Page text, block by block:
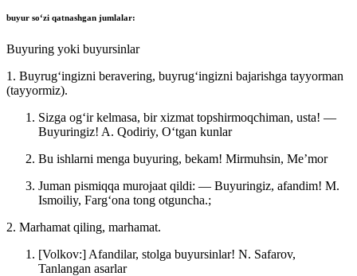
buyur soʻzi qatnashgan jumlalar:
Buyuring yoki buyursinlar
1. Buyrugʻingizni beravering, buyrugʻingizni bajarishga tayyorman
(tayyormiz).
Sizga ogʻir kelmasa, bir xizmat topshirmoqchiman, usta! —
Buyuringiz! A. Qodiriy, Oʻtgan kunlar
Bu ishlarni menga buyuring, bekam! Mirmuhsin, Meʼmor
Juman pismiqqa murojaat qildi: — Buyuringiz, afandim! M.
Ismoiliy, Fargʻona tong otguncha.;
2. Marhamat qiling, marhamat.
[Volkov:] Afandilar, stolga buyursinlar! N. Safarov,
Tanlangan asarlar